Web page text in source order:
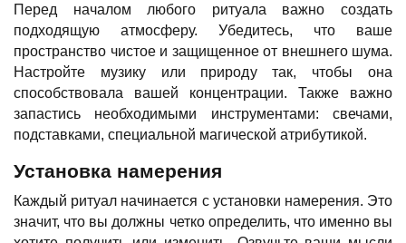
Перед началом любого ритуала важно создать
подходящую атмосферу. Убедитесь, что ваше
пространство чистое и защищенное от внешнего шума.
Настройте музику или природу так, чтобы она
способствовала вашей концентрации. Также важно
запастись необходимыми инструментами: свечами,
подставками, специальной магической атрибутикой.
Установка намерения
Каждый ритуал начинается с установки намерения. Это
значит, что вы должны четко определить, что именно вы